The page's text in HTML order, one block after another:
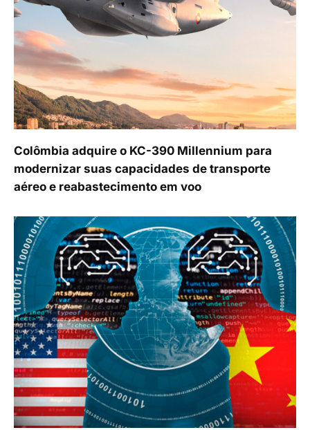
Colômbia adquire o KC-390 Millennium para
modernizar suas capacidades de transporte
aéreo e reabastecimento em voo